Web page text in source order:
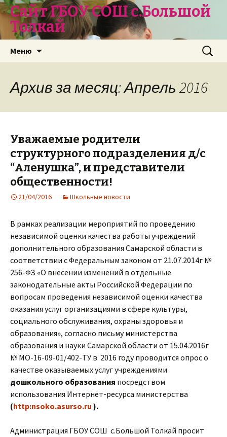
Сайт ГБОУ СОШ с.Большой
Толкай
Меню Найти:
Архив за месяц: Апрель 2016
Уважаемые родители
структурного подразделения д/с
“Аленушка”, и представители
общественности!
21/04/2016 Школьные новости
В рамках реализации мероприятий по проведению
независимой оценки качества работы учреждений
дополнительного образования Самарской области в
соответствии с Федеральным законом от 21.07.2014г №
256-ФЗ «О внесении изменений в отдельные
законодательные акты Российской Федерации по
вопросам проведения независимой оценки качества
оказания услуг организациями в сфере культуры,
социального обслуживания, охраны здоровья и
образования», согласно письму министерства
образования и науки Самарской области от 15.04.2016г
№ МО-16-09-01/402-ТУ в 2016 году проводится опрос о
качестве оказываемых услуг учреждениями
дошкольного образования посредством
использования Интернет-ресурса министерства
(http:nsoko.asurso.ru ).
Администрация ГБОУ СОШ с.Большой Толкай просит